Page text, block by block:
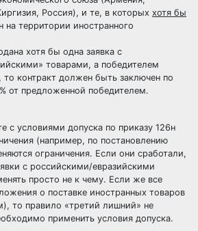
Россия), и те, в которых хотя бы
на территории иностранного
хотя бы одна заявка с
товарами, а победителем
то контракт должен быть заключен по
от предложенной победителем.
с условиями допуска по приказу 126н
(например, по постановлению
ограничения. Если они сработали,
с российскими/евразийскими
просто не к чему. Если же все
о поставке иностранных товаров
то правило «третий лишний» не
применить условия допуска.